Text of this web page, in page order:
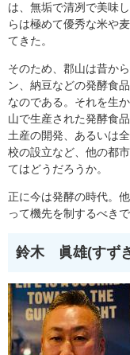
は、無垢で清冽で美味
らは極めて優秀な米や
てきた。
そのため、郡山は昔か
ン、納豆などの発酵食
なのである。それを生
山で生産された発酵食
土産の開発、あるいは
校の設立など、他の都
てはどうだろうか。
正に今は発酵の時代。
って機先を制するべきで
鈴木 眞雄(すず